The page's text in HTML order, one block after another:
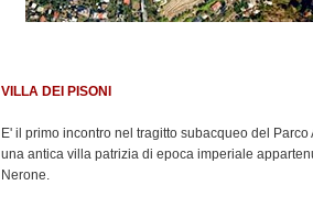
VILLA DEI PISONI
E' il primo incontro nel tragitto subacqueo del
una antica villa patrizia di epoca imperiale
Nerone.